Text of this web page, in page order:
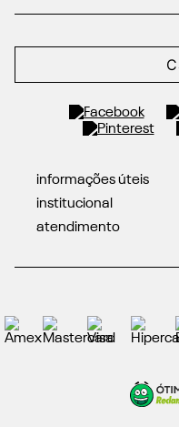
informações úteis
institucional
atendimento